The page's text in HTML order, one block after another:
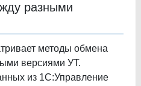
разными
методы обмена
версиями УТ.
из 1С:Управление